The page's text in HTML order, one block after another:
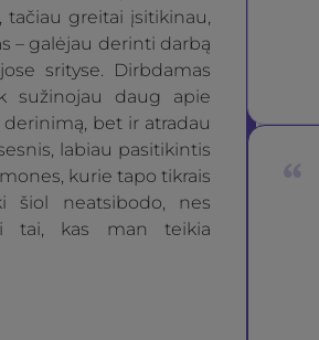
tačiau greitai įsitikinau,
– galėjau derinti darbą
srityse. Dirbdamas
sužinojau daug apie
bet ir atradau
labiau pasitikintis
kurie tapo tikrais
šiol neatsibodo, nes
tai, kas man teikia